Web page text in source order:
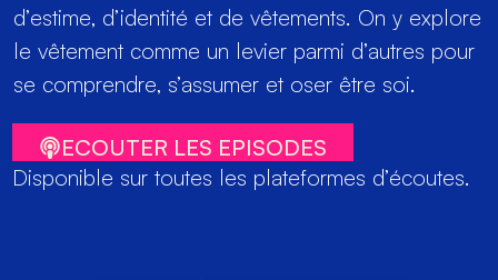
d’estime, d’identité et de vêtements. On y explore
le vêtement comme un levier parmi d’autres pour
se comprendre, s’assumer et oser être soi.
ECOUTER LES EPISODES
Disponible sur toutes les plateformes d’écoutes.